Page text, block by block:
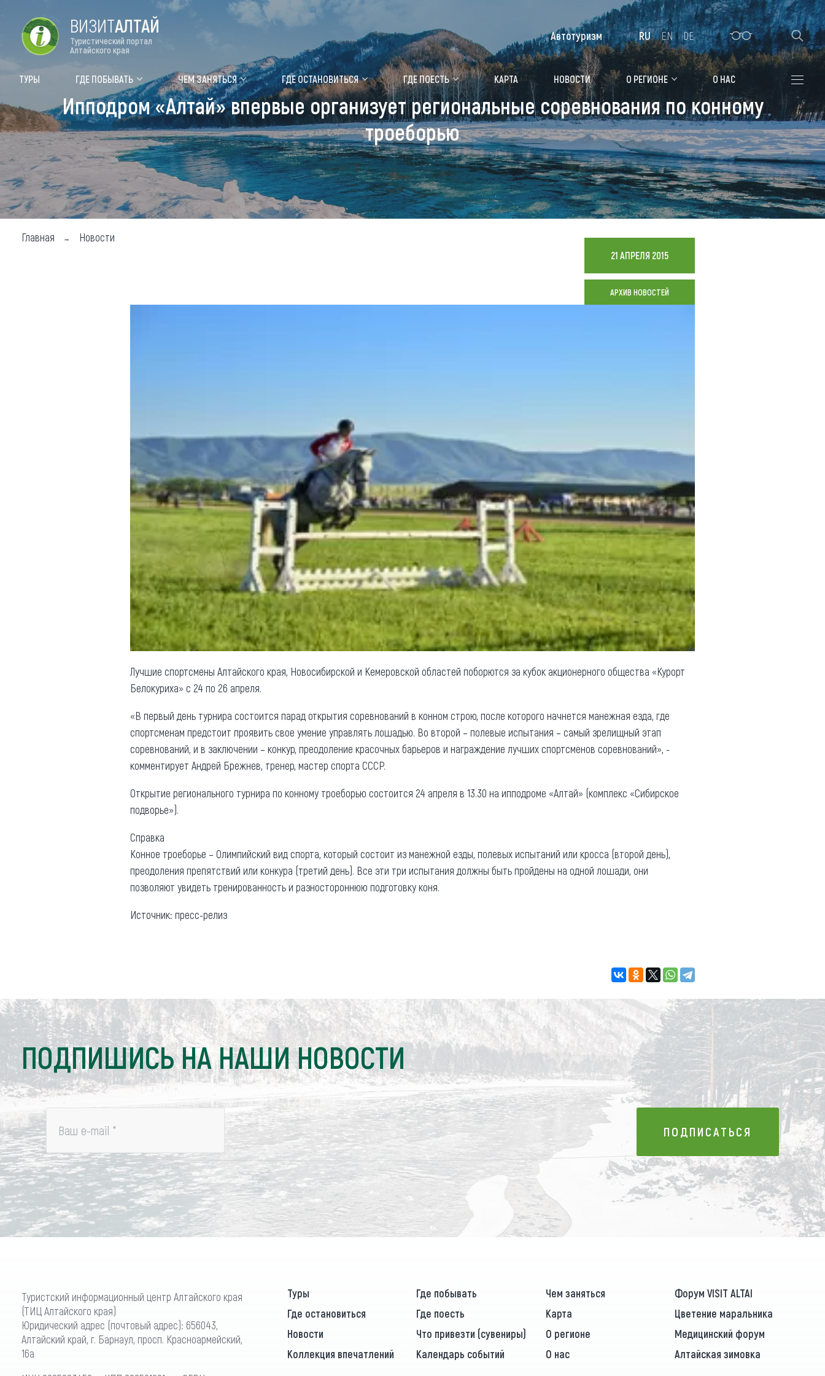
Форум VISIT ALTAI Цветение маральника Медицинский форум Алтайская зимовка
Туры Где побывать
Объекты природы
Объекты истории и культуры
Объекты развлечений
Топ туристических мест
Чем заняться
Календарь событий
Аудиогид
Мой маршрут
Где остановиться
Санатории
Гостиницы, отели
Коттеджи, базы
Сельские усадьбы
Мотели, придорожные отели
Коллекция впечатлений
Другие рубрики
Реестр туроператоров
Противодействие коррупции
ВИЗИТАЛТАЙ
Туристический портал
Алтайского края
ТУРЫ ГДЕ ПОБЫВАТЬ ЧЕМ ЗАНЯТЬСЯ ГДЕ ОСТАНОВИТЬСЯ ГДЕ ПОЕСТЬ КАРТА НОВОСТИ О РЕГИОНЕ О НАС
Автотуризм RU EN DE
Ипподром «Алтай» впервые организует региональные соревнования по конному
троеборью
Главная Новости
21 АПРЕЛЯ 2015
АРХИВ НОВОСТЕЙ
Лучшие спортсмены Алтайского края, Новосибирской и Кемеровской областей поборются за кубок акционерного общества «Курорт
Белокуриха» с 24 по 26 апреля.
«В первый день турнира состоится парад открытия соревнований в конном строю, после которого начнется манежная езда, где
спортсменам предстоит проявить свое умение управлять лошадью. Во второй – полевые испытания – самый зрелищный этап
соревнований, и в заключении – конкур, преодоление красочных барьеров и награждение лучших спортсменов соревнований», -
комментирует Андрей Брежнев, тренер, мастер спорта СССР.
Открытие регионального турнира по конному троеборью состоится 24 апреля в 13.30 на ипподроме «Алтай» (комплекс «Сибирское
подворье»).
Справка
Конное троеборье – Олимпийский вид спорта, который состоит из манежной езды, полевых испытаний или кросса (второй день),
преодоления препятствий или конкура (третий день). Все эти три испытания должны быть пройдены на одной лошади, они
позволяют увидеть тренированность и разностороннюю подготовку коня.
Источник: пресс-релиз
ПОДПИШИСЬ НА НАШИ НОВОСТИ
Ваш e-mail * ПОДПИСАТЬСЯ
ПОДПИСАТЬСЯ
Туристский информационный центр Алтайского края
(ТИЦ Алтайского края)
Юридический адрес (почтовый адрес): 656043,
Алтайский край, г. Барнаул, просп. Красноармейский,
16а
Туры Где побывать Чем заняться
Форум VISIT ALTAI
Где остановиться
Где поесть Карта
Цветение маральника
Новости
Что привезти (сувениры) О регионе
Медицинский форум
Коллекция впечатлений
Календарь событий О нас Алтайская зимовка